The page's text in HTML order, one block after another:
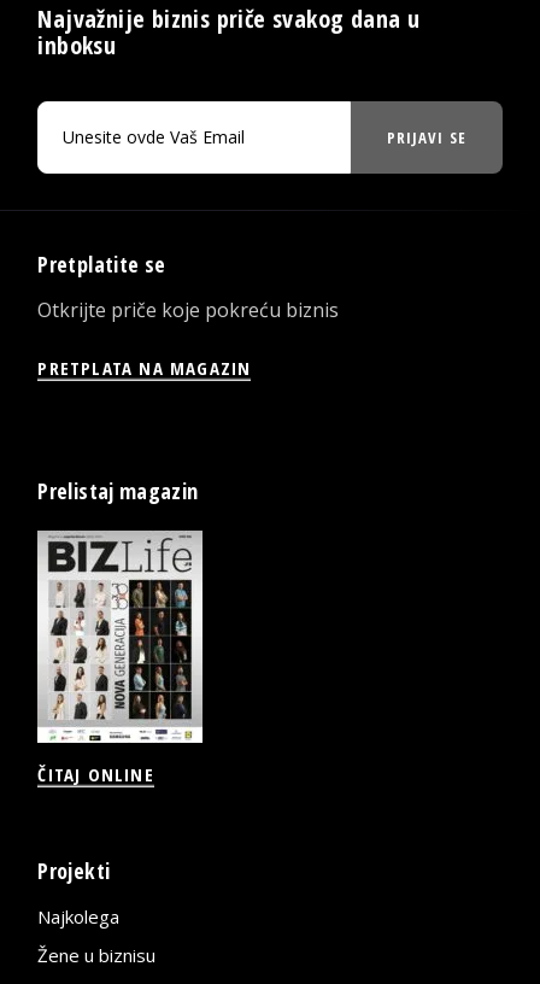
Najvažnije biznis priče svakog dana u
inboksu
PRIJAVI SE
Pretplatite se
Otkrijte priče koje pokreću biznis
PRETPLATA NA MAGAZIN
Prelistaj magazin
ČITAJ ONLINE
Projekti
Najkolega
Žene u biznisu